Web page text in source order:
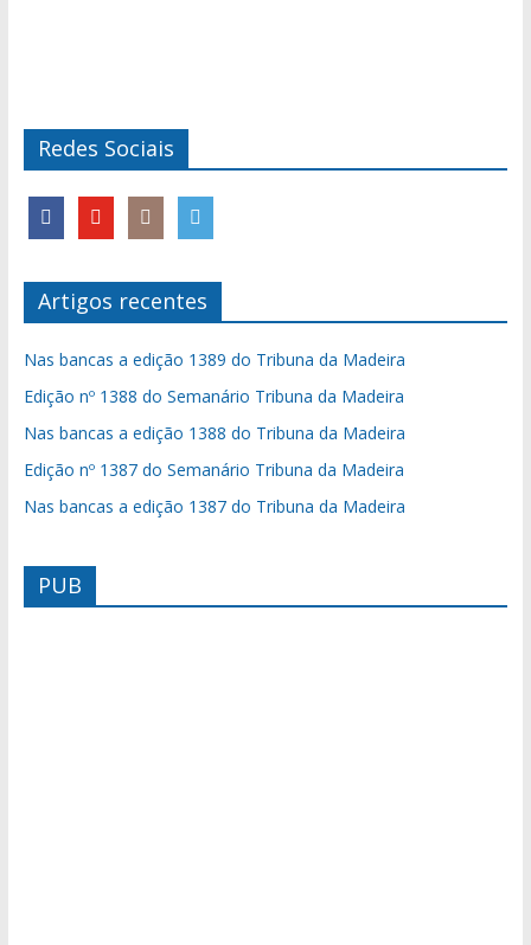
Redes Sociais
Artigos recentes
Nas bancas a edição 1389 do Tribuna da Madeira
Edição nº 1388 do Semanário Tribuna da Madeira
Nas bancas a edição 1388 do Tribuna da Madeira
Edição nº 1387 do Semanário Tribuna da Madeira
Nas bancas a edição 1387 do Tribuna da Madeira
PUB